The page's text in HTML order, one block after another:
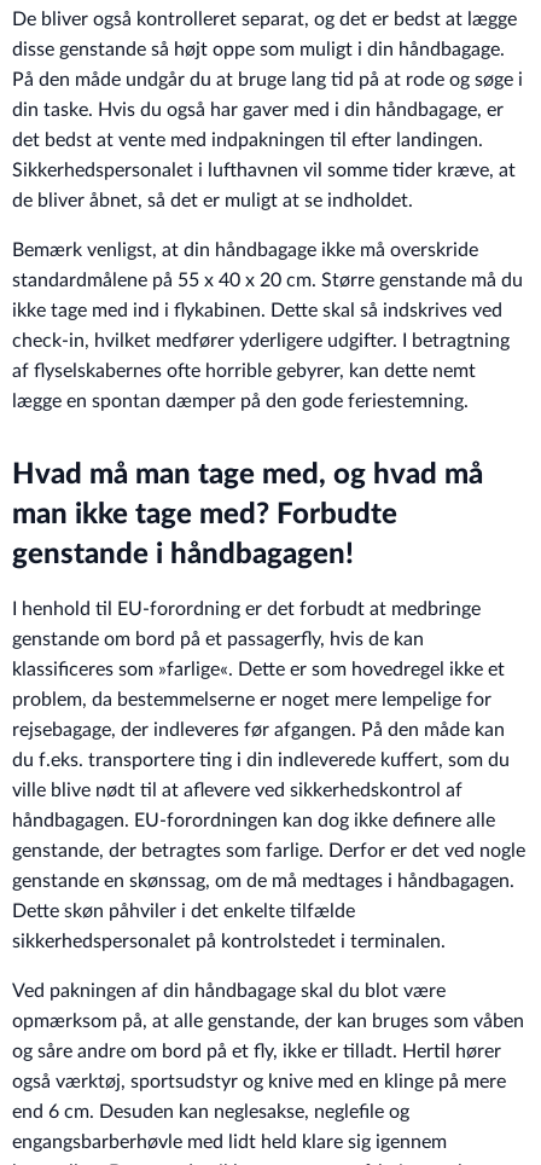
De bliver også kontrolleret separat, og det er bedst at lægge
disse genstande så højt oppe som muligt i din håndbagage.
På den måde undgår du at bruge lang tid på at rode og søge i
din taske. Hvis du også har gaver med i din håndbagage, er
det bedst at vente med indpakningen til efter landingen.
Sikkerhedspersonalet i lufthavnen vil somme tider kræve, at
de bliver åbnet, så det er muligt at se indholdet.
Bemærk venligst, at din håndbagage ikke må overskride
standardmålene på 55 x 40 x 20 cm. Større genstande må du
ikke tage med ind i flykabinen. Dette skal så indskrives ved
check-in, hvilket medfører yderligere udgifter. I betragtning
af flyselskabernes ofte horrible gebyrer, kan dette nemt
lægge en spontan dæmper på den gode feriestemning.
Hvad må man tage med, og hvad må
man ikke tage med? Forbudte
genstande i håndbagagen!
I henhold til EU-forordning er det forbudt at medbringe
genstande om bord på et passagerfly, hvis de kan
klassificeres som »farlige«. Dette er som hovedregel ikke et
problem, da bestemmelserne er noget mere lempelige for
rejsebagage, der indleveres før afgangen. På den måde kan
du f.eks. transportere ting i din indleverede kuffert, som du
ville blive nødt til at aflevere ved sikkerhedskontrol af
håndbagagen. EU-forordningen kan dog ikke definere alle
genstande, der betragtes som farlige. Derfor er det ved nogle
genstande en skønssag, om de må medtages i håndbagagen.
Dette skøn påhviler i det enkelte tilfælde
sikkerhedspersonalet på kontrolstedet i terminalen.
Ved pakningen af din håndbagage skal du blot være
opmærksom på, at alle genstande, der kan bruges som våben
og såre andre om bord på et fly, ikke er tilladt. Hertil hører
også værktøj, sportsudstyr og knive med en klinge på mere
end 6 cm. Desuden kan neglesakse, neglefile og
engangsbarberhøvle med lidt held klare sig igennem